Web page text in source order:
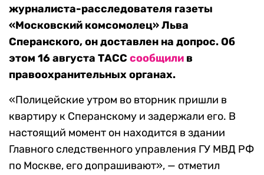
журналиста-расследователя газеты
«Московский комсомолец» Льва
Сперанского, он доставлен на допрос. Об
этом 16 августа ТАСС сообщили в
правоохранительных органах.
«Полицейские утром во вторник пришли в
квартиру к Сперанскому и задержали его. В
настоящий момент он находится в здании
Главного следственного управления ГУ МВД РФ
по Москве, его допрашивают», — отметил